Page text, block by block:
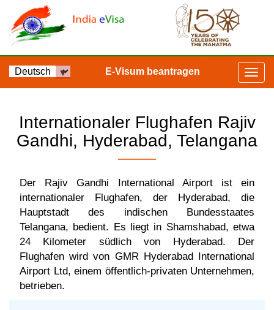
E-Visum beantragen
Internationaler Flughafen Rajiv
Gandhi, Hyderabad, Telangana
Der Rajiv Gandhi International Airport ist ein
internationaler Flughafen, der Hyderabad, die
Hauptstadt des indischen Bundesstaates
Telangana, bedient. Es liegt in Shamshabad, etwa
24 Kilometer südlich von Hyderabad. Der
Flughafen wird von GMR Hyderabad International
Airport Ltd, einem öffentlich-privaten Unternehmen,
betrieben.